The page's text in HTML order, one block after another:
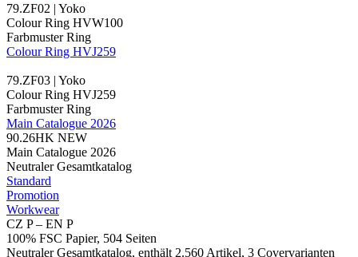
79.ZF02 | Yoko
Colour Ring HVW100
Farbmuster Ring
Colour Ring HVJ259
79.ZF03 | Yoko
Colour Ring HVJ259
Farbmuster Ring
Main Catalogue 2026
90.26HK NEW
Main Catalogue 2026
Neutraler Gesamtkatalog
Standard
Promotion
Workwear
CZ P – EN P
100% FSC Papier, 504 Seiten
Neutraler Gesamtkatalog, enthält 2.560 Artikel, 3 Covervarianten